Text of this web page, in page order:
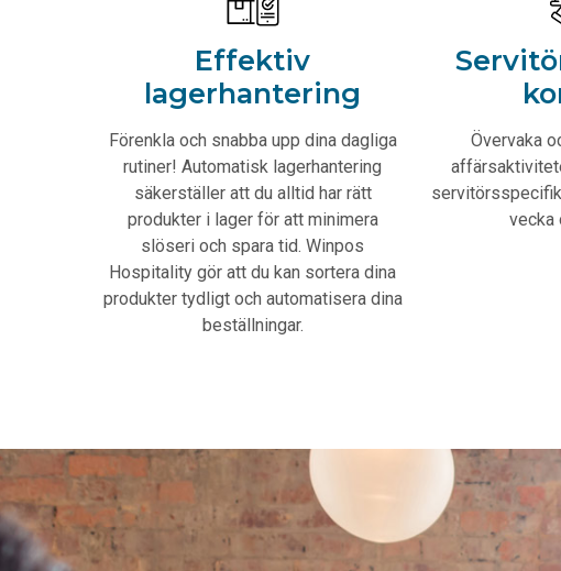
Effektiv
lagerhantering
Förenkla och snabba upp dina dagliga
rutiner! Automatisk lagerhantering
säkerställer att du alltid har rätt
produkter i lager för att minimera
slöseri och spara tid. Winpos
Hospitality gör att du kan sortera dina
produkter tydligt och automatisera dina
beställningar.
Övervaka
vecka